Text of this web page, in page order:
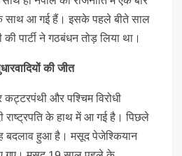
साथ आ गई हैं। इसके पहले बीते साल
पार्टी ने गठबंधन तोड़ लिया था।
की जीत
कट्टरपंथी और पश्चिम विरोधी
राष्ट्रपति के हाथ में आ गई है। पिछले
बदलाव हुआ है। मसूद पेजेश्कियान